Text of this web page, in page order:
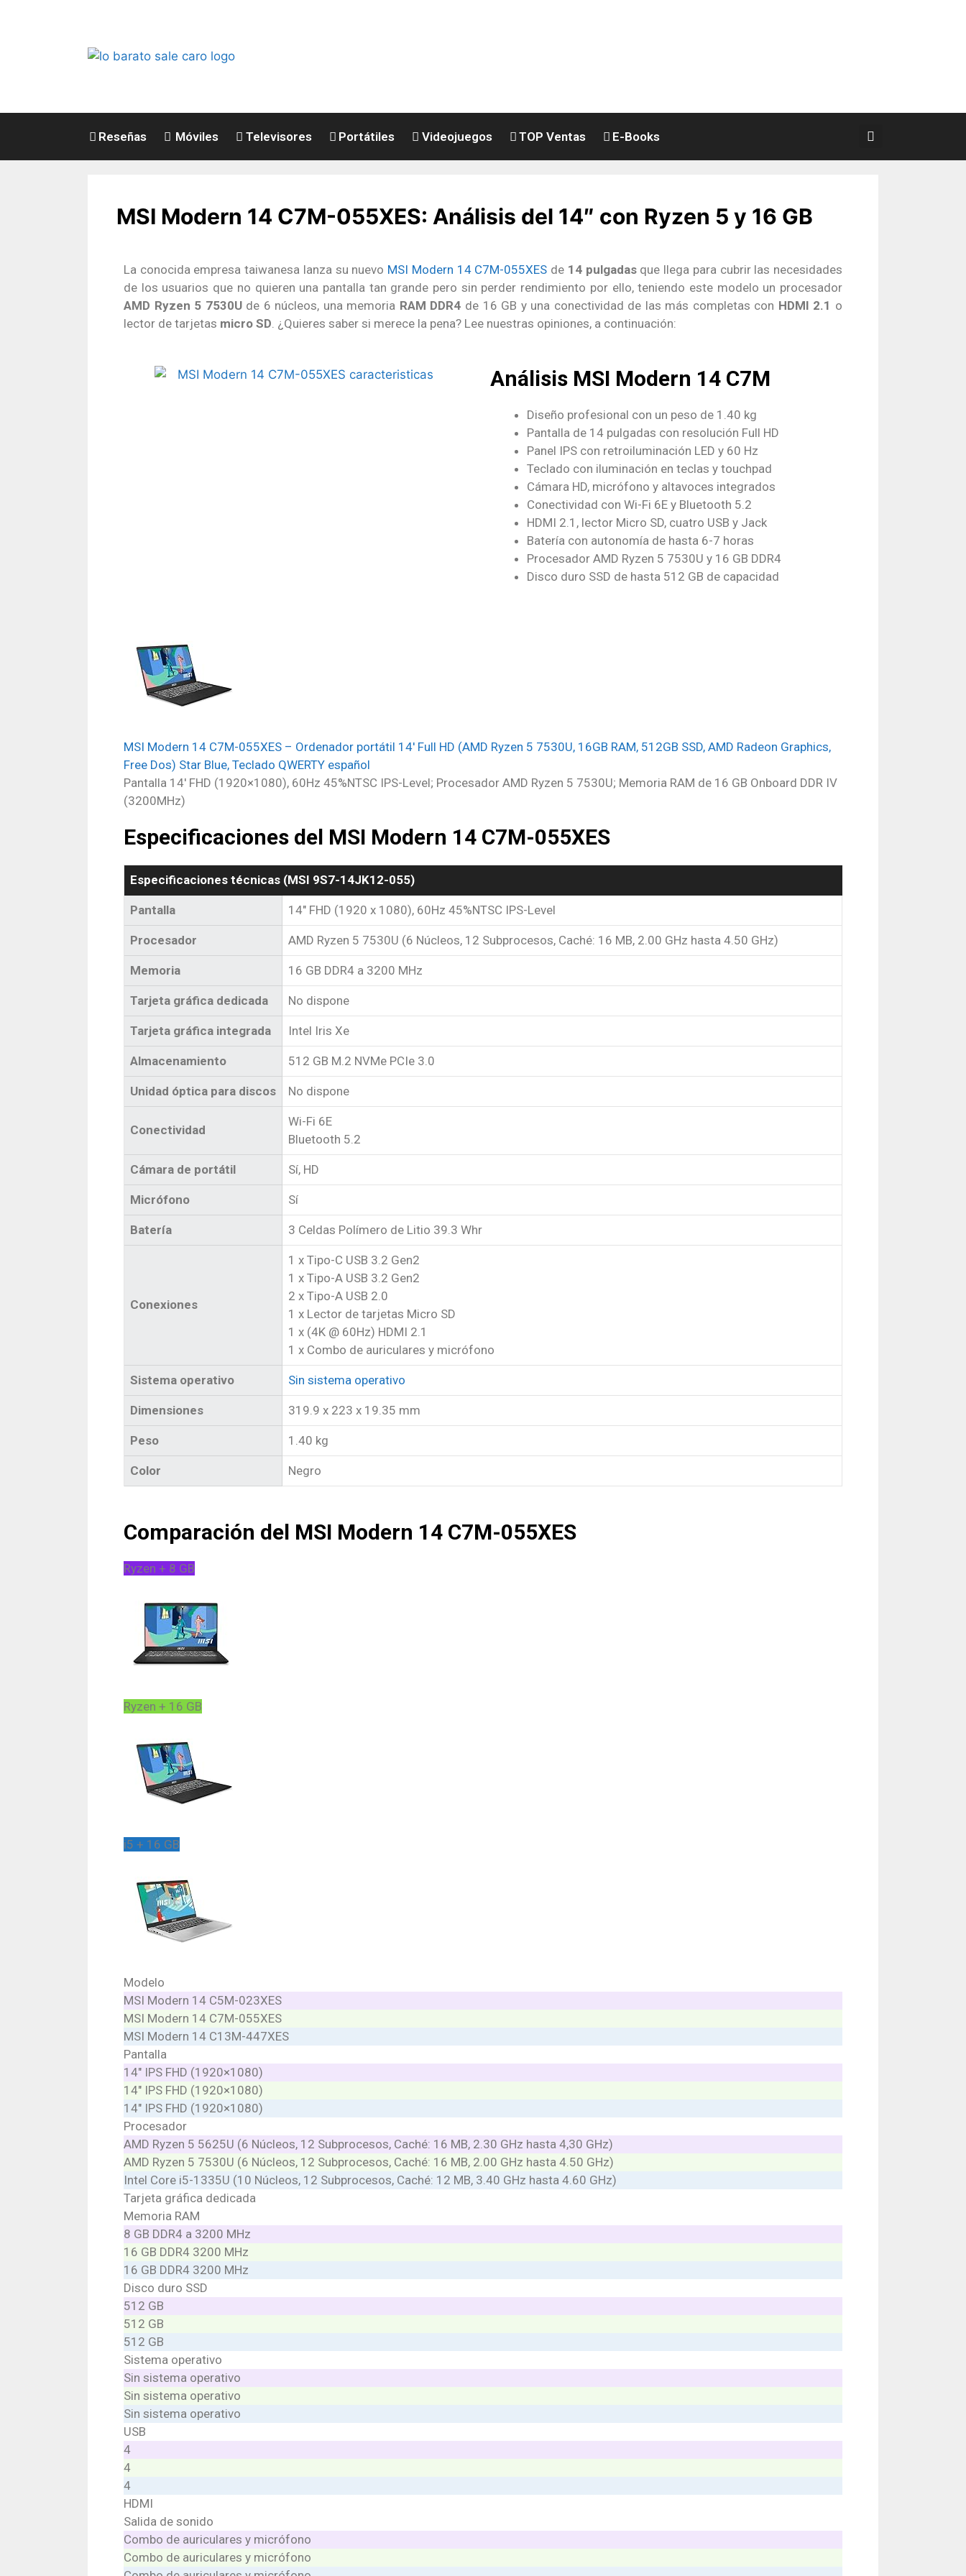
Reseñas Móviles Televisores Portátiles Videojuegos TOP Ventas E-Books
MSI Modern 14 C7M-055XES: Análisis del 14″ con Ryzen 5 y 16 GB
La conocida empresa taiwanesa lanza su nuevo MSI Modern 14 C7M-055XES de 14 pulgadasque llega para cubrir las necesidades
de los usuarios que no quieren una pantalla tan grande pero sin perder rendimiento por ello, teniendo este modelo un procesador
AMD Ryzen 5 7530Ude 6 núcleos, una memoria RAM DDR4 de 16 GB y una conectividad de las más completas con HDMI 2.1 o
lector de tarjetas micro SD. ¿Quieres saber si merece la pena? Lee nuestras opiniones, a continuación:
Análisis MSI Modern 14 C7M
Diseño profesional con un peso de 1.40 kg
Pantalla de 14 pulgadas con resolución Full HD
Panel IPS con retroiluminación LED y 60 Hz
Teclado con iluminación en teclas y touchpad
Cámara HD, micrófono y altavoces integrados
Conectividad con Wi-Fi 6E y Bluetooth 5.2
HDMI 2.1, lector Micro SD, cuatro USB y Jack
Batería con autonomía de hasta 6-7 horas
Procesador AMD Ryzen 5 7530U y 16 GB DDR4
Disco duro SSD de hasta 512 GB de capacidad
MSI Modern 14 C7M-055XES – Ordenador portátil 14′ Full HD (AMD Ryzen 5 7530U, 16GB RAM, 512GB SSD, AMD Radeon Graphics,
Free Dos) Star Blue, Teclado QWERTY español
Pantalla 14′ FHD (1920×1080), 60Hz 45%NTSC IPS-Level; Procesador AMD Ryzen 5 7530U; Memoria RAM de 16 GB Onboard DDR IV
(3200MHz)
Especificaciones del MSI Modern 14 C7M-055XES
Especificaciones técnicas (MSI 9S7-14JK12-055)
Pantalla 14″ FHD (1920 x 1080), 60Hz 45%NTSC IPS-Level
Procesador AMD Ryzen 5 7530U (6 Núcleos, 12 Subprocesos, Caché: 16 MB, 2.00 GHz hasta 4.50 GHz)
Memoria 16 GB DDR4 a 3200 MHz
Tarjeta gráfica dedicada No dispone
Tarjeta gráfica integrada Intel Iris Xe
Almacenamiento 512 GB M.2 NVMe PCIe 3.0
Unidad óptica para discos No dispone
Conectividad
Wi-Fi 6E
Bluetooth 5.2
Cámara de portátil Sí, HD
Micrófono Sí
Batería 3 Celdas Polímero de Litio 39.3 Whr
Conexiones
1 x Tipo-C USB 3.2 Gen2
1 x Tipo-A USB 3.2 Gen2
2 x Tipo-A USB 2.0
1 x Lector de tarjetas Micro SD
1 x (4K @ 60Hz) HDMI 2.1
1 x Combo de auriculares y micrófono
Sistema operativo Sin sistema operativo
Dimensiones 319.9 x 223 x 19.35 mm
Peso 1.40 kg
Color Negro
Comparación del MSI Modern 14 C7M-055XES
Ryzen + 8 GB
Ryzen + 16 GB
i5 + 16 GB
Modelo
MSI Modern 14 C5M-023XES
MSI Modern 14 C7M-055XES
MSI Modern 14 C13M-447XES
Pantalla
14″ IPS FHD (1920×1080)
14″ IPS FHD (1920×1080)
14″ IPS FHD (1920×1080)
Procesador
AMD Ryzen 5 5625U (6 Núcleos, 12 Subprocesos, Caché: 16 MB, 2.30 GHz hasta 4,30 GHz)
AMD Ryzen 5 7530U (6 Núcleos, 12 Subprocesos, Caché: 16 MB, 2.00 GHz hasta 4.50 GHz)
Intel Core i5-1335U (10 Núcleos, 12 Subprocesos, Caché: 12 MB, 3.40 GHz hasta 4.60 GHz)
Tarjeta gráfica dedicada
Memoria RAM
8 GB DDR4 a 3200 MHz
16 GB DDR4 3200 MHz
16 GB DDR4 3200 MHz
Disco duro SSD
512 GB
512 GB
512 GB
Sistema operativo
Sin sistema operativo
Sin sistema operativo
Sin sistema operativo
USB
4
4
4
HDMI
Salida de sonido
Combo de auriculares y micrófono
Combo de auriculares y micrófono